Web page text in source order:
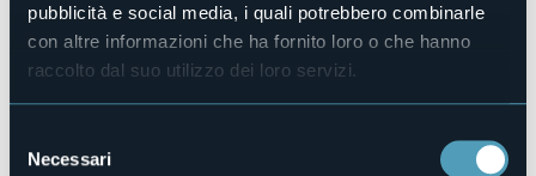
pubblicità e social media, i quali potrebbero combinarle
con altre informazioni che ha fornito loro o che hanno
raccolto dal suo utilizzo dei loro servizi.
delNecessari
Prenota la struttura
28040 - DORMELLETTO (NO)